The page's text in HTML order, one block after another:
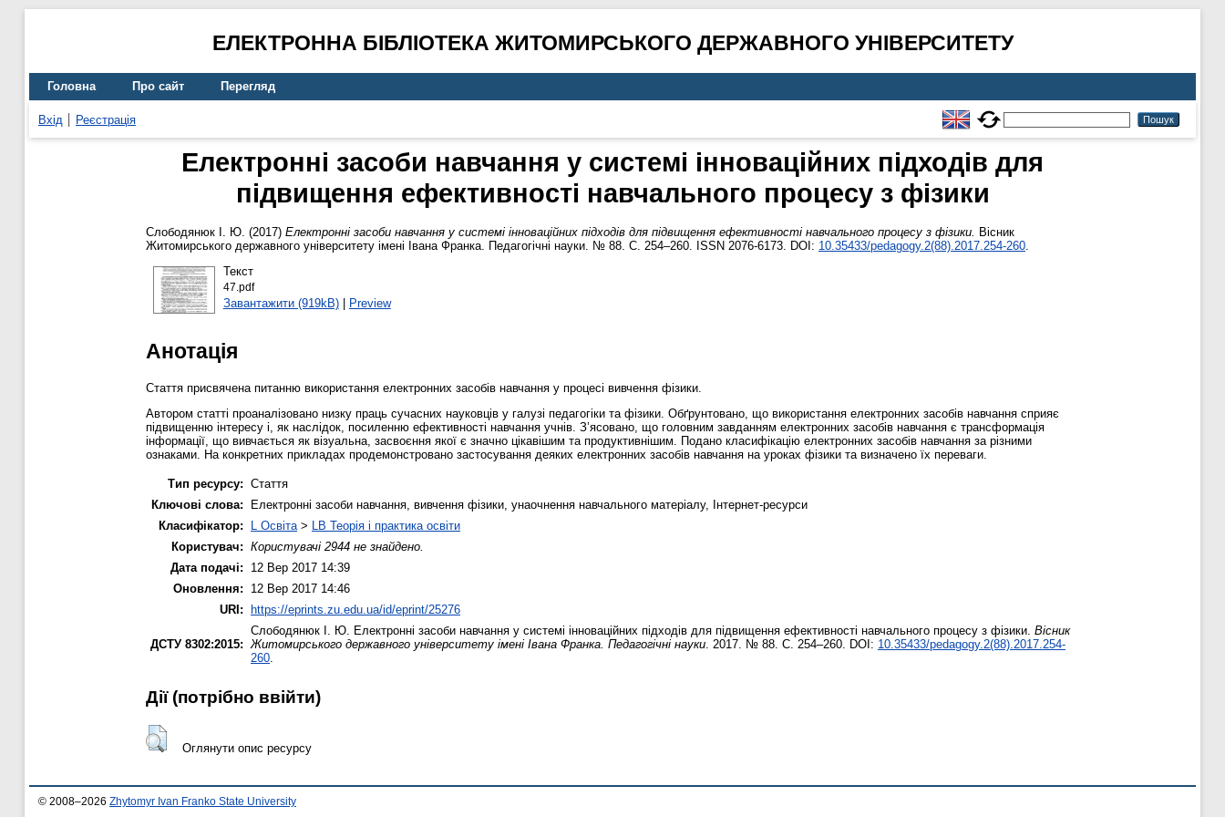
ЕЛЕКТРОННА БІБЛІОТЕКА ЖИТОМИРСЬКОГО ДЕРЖАВНОГО УНІВЕРСИТЕТУ
Головна Про сайт Перегляд
Вхід Реєстрація
Електронні засоби навчання у системі інноваційних підходів для
підвищення ефективності навчального процесу з фізики
Слободянюк І. Ю. (2017) Електронні засоби навчання у системі інноваційних підходів для підвищення ефективності навчального процесу з фізики. Вісник
Житомирського державного університету імені Івана Франка. Педагогічні науки. № 88. С. 254–260. ISSN 2076-6173. DOI: 10.35433/pedagogy.2(88).2017.254-260.
Текст
47.pdf
Завантажити (919kB)| Preview
Анотація
Стаття присвячена питанню використання електронних засобів навчання у процесі вивчення фізики.
Автором статті проаналізовано низку праць сучасних науковців у галузі педагогіки та фізики. Обґрунтовано, що використання електронних засобів навчання сприяє
підвищенню інтересу і, як наслідок, посиленню ефективності навчання учнів. З’ясовано, що головним завданням електронних засобів навчання є трансформація
інформації, що вивчається як візуальна, засвоєння якої є значно цікавішим та продуктивнішим. Подано класифікацію електронних засобів навчання за різними
ознаками. На конкретних прикладах продемонстровано застосування деяких електронних засобів навчання на уроках фізики та визначено їх переваги.
Тип ресурсу: Стаття
Ключові слова:
Електронні засоби навчання, вивчення фізики, унаочнення навчального матеріалу, Інтернет-ресурси
Класифікатор:
L Освіта> LB Теорія і практика освіти
Користувач: Користувачі 2944 не знайдено.
Дата подачі:
12 Вер 2017 14:39
Оновлення:
12 Вер 2017 14:46
URI:
https://eprints.zu.edu.ua/id/eprint/25276
ДСТУ 8302:2015:
Слободянюк І. Ю. Електронні засоби навчання у системі інноваційних підходів для підвищення ефективності навчального процесу з фізики. Вісник
Житомирського державного університету імені Івана Франка. Педагогічні науки. 2017. № 88. С. 254–260. DOI: 10.35433/pedagogy.2(88).2017.254-
260.
Дії ​​(потрібно ввійти)
Оглянути опис ресурсу
© 2008–2026 Zhytomyr Ivan Franko State University